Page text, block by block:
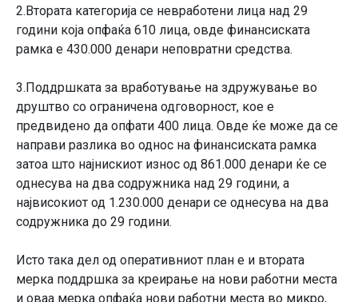
2.Втората категорија се невработени лица над 29
години која опфаќа 610 лица, овде финансиската
рамка е 430.000 денари неповратни средства.
3.Поддршката за вработување на здружување во
друштво со ограничена одговорност, кое е
предвидено да опфати 400 лица. Овде ќе може да се
направи разлика во однос на финансиската рамка
затоа што најнискиот износ од 861.000 денари ќе се
однесува на два содружника над 29 години, а
највисокиот од 1.230.000 денари се однесува на два
содружника до 29 години.
Исто така дел од оперативниот план е и втората
мерка поддршка за креирање на нови работни места
и оваа мерка опфаќа нови работни места во микро,